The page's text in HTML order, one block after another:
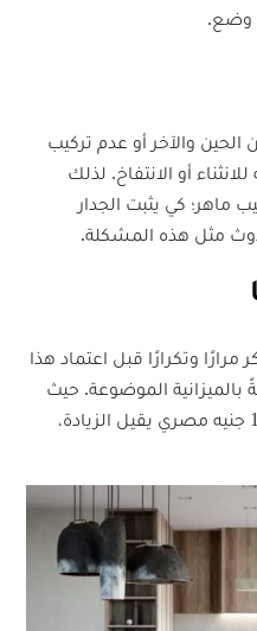
وضع.
الحين والآخر أو عدم تركيب
أو الانتفاخ. لذلك
ماهر؛ كي يثبت الجدار
مثل هذه المشكلة.
وتكرارًا قبل اعتماد هذا
بالميزانية الموضوعة. حيث
يبلغ المتر الواحد منه 900 إلى 1300 جنيه مصري يقيل الزيادة،